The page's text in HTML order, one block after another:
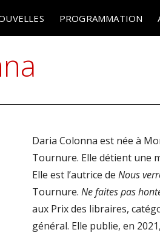
PROGRAMMATION
Daria Colonna est née à
Tournure. Elle détient une
Elle est l’autrice de Nous
Tournure. Ne faites pas
aux Prix des libraires,
général. Elle publie, en 2021,